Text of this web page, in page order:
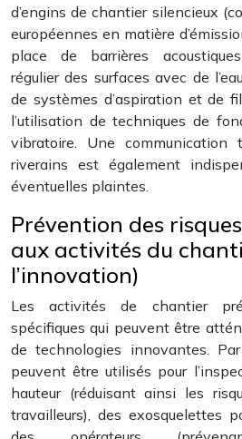
d’engins de chantier silencieux
européennes en matière
place de barrières
régulier des surfaces avec de
de systèmes d’aspiration et de
l’utilisation de techniques de
vibratoire. Une communication
riverains est également
éventuelles plaintes.
Prévention des
aux activités du
l’innovation)
Les activités de chantier
spécifiques qui peuvent être
de technologies innovantes.
peuvent être utilisés pour
hauteur (réduisant ainsi les
travailleurs), des exosquelettes